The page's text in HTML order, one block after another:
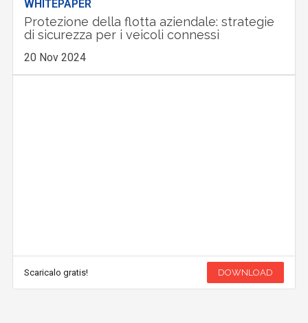
WHITEPAPER
Protezione della flotta aziendale: strategie
di sicurezza per i veicoli connessi
20 Nov 2024
Scaricalo gratis! DOWNLOAD